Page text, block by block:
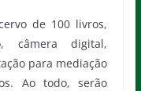
de 100 livros,
câmera digital,
para mediação
Ao todo, serão